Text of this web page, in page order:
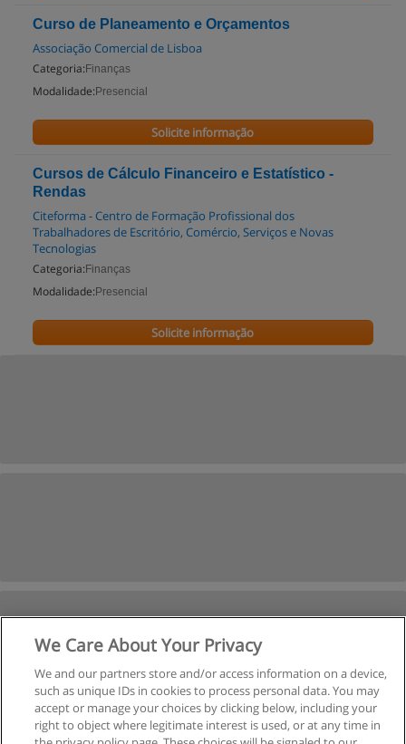
Curso de Planeamento e Orçamentos
Associação Comercial de Lisboa
Categoria: Finanças
Modalidade: Presencial
Solicite informação
Cursos de Cálculo Financeiro e Estatístico -
Rendas
Citeforma - Centro de Formação Profissional dos
Trabalhadores de Escritório, Comércio, Serviços e Novas
Tecnologias
Categoria: Finanças
Modalidade: Presencial
Solicite informação
We Care About Your Privacy
We and our partners store and/or access information on a device,
such as unique IDs in cookies to process personal data. You may
accept or manage your choices by clicking below, including your
right to object where legitimate interest is used, or at any time in